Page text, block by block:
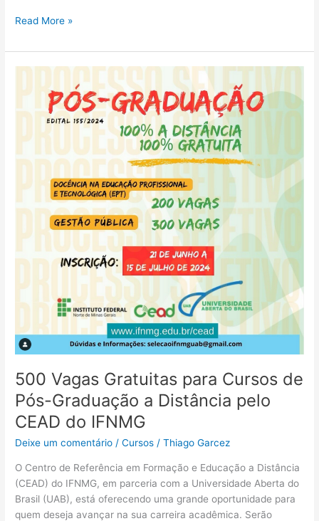
Oficina
Elaboração
de
Sociais
Read More »
500 Vagas Gratuitas para Cursos de
Pós-Graduação a Distância pelo
CEAD do IFNMG
Deixe um comentário /Cursos /Thiago Garcez
O Centro de Referência em Formação e Educação a Distância
(CEAD) do IFNMG, em parceria com a Universidade Aberta do
Brasil (UAB), está oferecendo uma grande oportunidade para
quem deseja avançar na sua carreira acadêmica. Serão